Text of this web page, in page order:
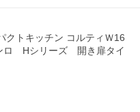
クトキッチン コルティＷ16
ロ Hシリーズ 開き扉タイ